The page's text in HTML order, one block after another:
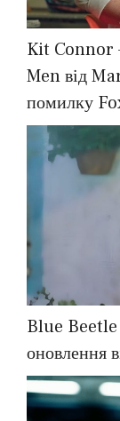
Kit Connor
Men від
помилку
Blue Beetle
оновлення